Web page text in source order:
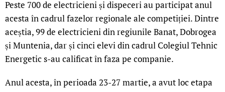
Peste 700 de electricieni și dispeceri au participat anul
acesta în cadrul fazelor regionale ale competiției. Dintre
aceștia, 99 de electricieni din regiunile Banat, Dobrogea
și Muntenia, dar și cinci elevi din cadrul Colegiul Tehnic
Energetic s-au calificat în faza pe companie.
Anul acesta, în perioada 23-27 martie, a avut loc etapa